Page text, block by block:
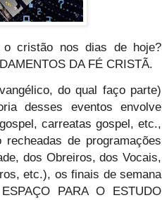
cristão nos dias de hoje?
DA FÉ CRISTÃ.
do qual faço parte)
desses eventos envolve
carreatas gospel, etc.,
de programações
dos Obreiros, dos Vocais,
etc.), os finais de semana
PARA O ESTUDO